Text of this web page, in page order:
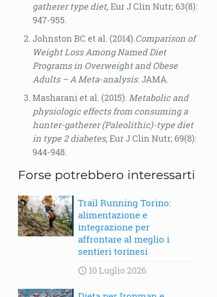
gatherer type diet, Eur J Clin Nutr; 63(8):
947-955.
Johnston BC et al. (2014).Comparison of
Weight Loss Among Named Diet
Programs in Overweight and Obese
Adults –A Meta-analysis.JAMA.
Masharani et al. (2015). Metabolic and
physiologic effects from consuming a
hunter-gatherer (Paleolithic)-type diet
in type 2diabetes, Eur J Clin Nutr; 69(8):
944-948.
Forse potrebbero interessarti
Trail Running Torino:
alimentazione e
integrazione per
affrontare al meglio i
sentieri torinesi
10 Luglio 2026